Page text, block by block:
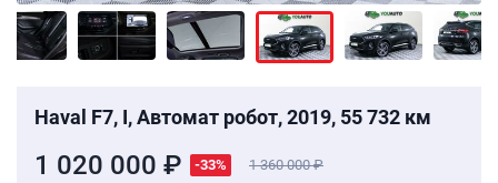
Haval F7, I, Автомат робот, 2019, 55 732 км
1 020 000 ₽ -33% 1 360 000